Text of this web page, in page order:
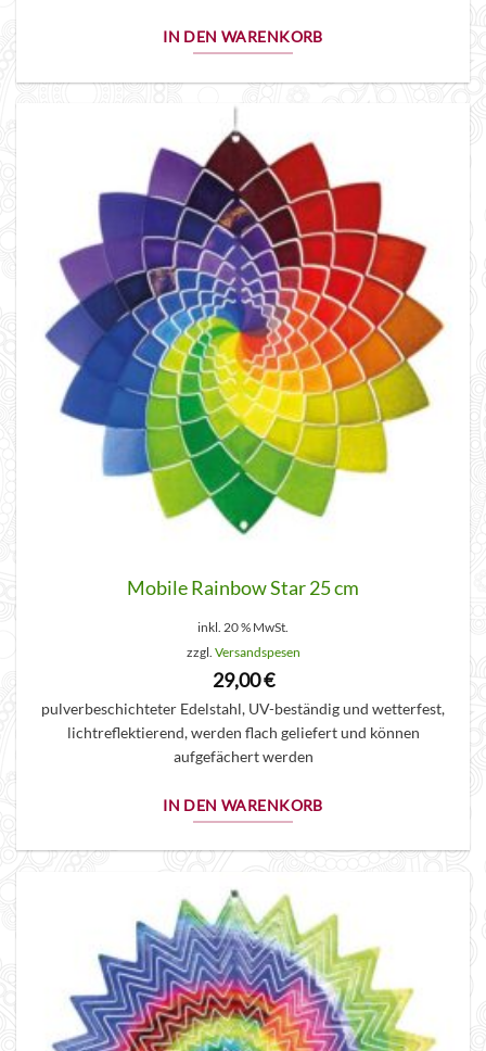
IN DEN WARENKORB
Mobile Rainbow Star 25 cm
inkl. 20 % MwSt.
zzgl. Versandspesen
29,00€
pulverbeschichteter Edelstahl, UV-beständig und wetterfest,
lichtreflektierend, werden flach geliefert und können
aufgefächert werden
IN DEN WARENKORB